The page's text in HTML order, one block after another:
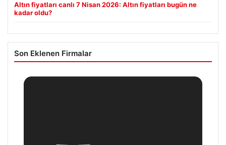
Altın fiyatları canlı 7 Nisan 2026: Altın fiyatları bugün ne
kadar oldu?
Son Eklenen Firmalar